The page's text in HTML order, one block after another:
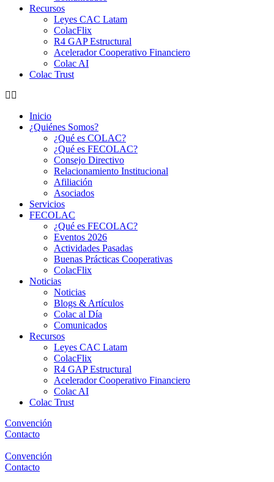
Recursos
Leyes CAC Latam
ColacFlix
R4 GAP Estructural
Acelerador Cooperativo Financiero
Colac AI
Colac Trust
Inicio
¿Quiénes Somos?
¿Qué es COLAC?
¿Qué es FECOLAC?
Consejo Directivo
Relacionamiento Institucional
Afiliación
Asociados
Servicios
FECOLAC
¿Qué es FECOLAC?
Eventos 2026
Actividades Pasadas
Buenas Prácticas Cooperativas
ColacFlix
Noticias
Noticias
Blogs & Artículos
Colac al Día
Comunicados
Recursos
Leyes CAC Latam
ColacFlix
R4 GAP Estructural
Acelerador Cooperativo Financiero
Colac AI
Colac Trust
Convención
Contacto
Convención
Contacto